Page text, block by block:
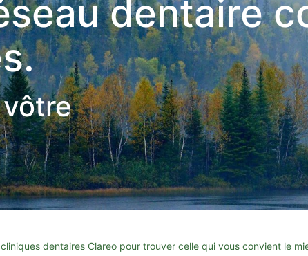
dentaire
dentaires Clareo pour trouver celle qui vous convient le